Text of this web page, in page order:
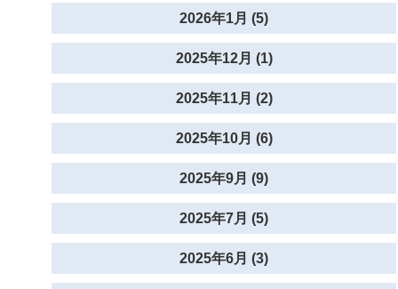
2026年1月 (5)
2025年12月 (1)
2025年11月 (2)
2025年10月 (6)
2025年9月 (9)
2025年7月 (5)
2025年6月 (3)